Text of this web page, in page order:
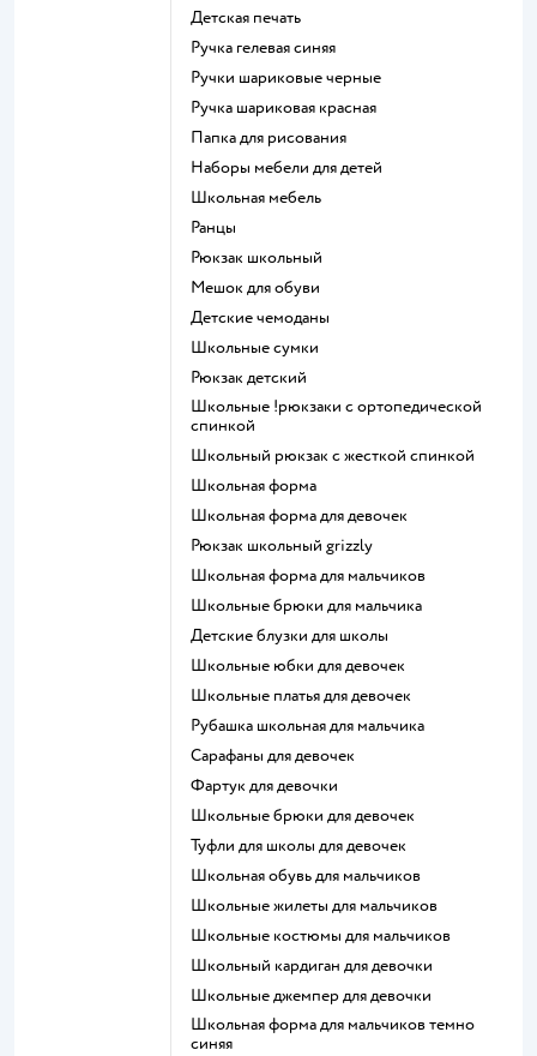
Детская печать
Ручка гелевая синяя
Ручки шариковые черные
Ручка шариковая красная
Папка для рисования
Наборы мебели для детей
Школьная мебель
Ранцы
Рюкзак школьный
Мешок для обуви
Детские чемоданы
Школьные сумки
Рюкзак детский
Школьные !рюкзаки с ортопедической
спинкой
Школьный рюкзак с жесткой спинкой
Школьная форма
Школьная форма для девочек
Рюкзак школьный grizzly
Школьная форма для мальчиков
Школьные брюки для мальчика
Детские блузки для школы
Школьные юбки для девочек
Школьные платья для девочек
Рубашка школьная для мальчика
Сарафаны для девочек
Фартук для девочки
Школьные брюки для девочек
Туфли для школы для девочек
Школьная обувь для мальчиков
Школьные жилеты для мальчиков
Школьные костюмы для мальчиков
Школьный кардиган для девочки
Школьные джемпер для девочки
Школьная форма для мальчиков темно
синяя